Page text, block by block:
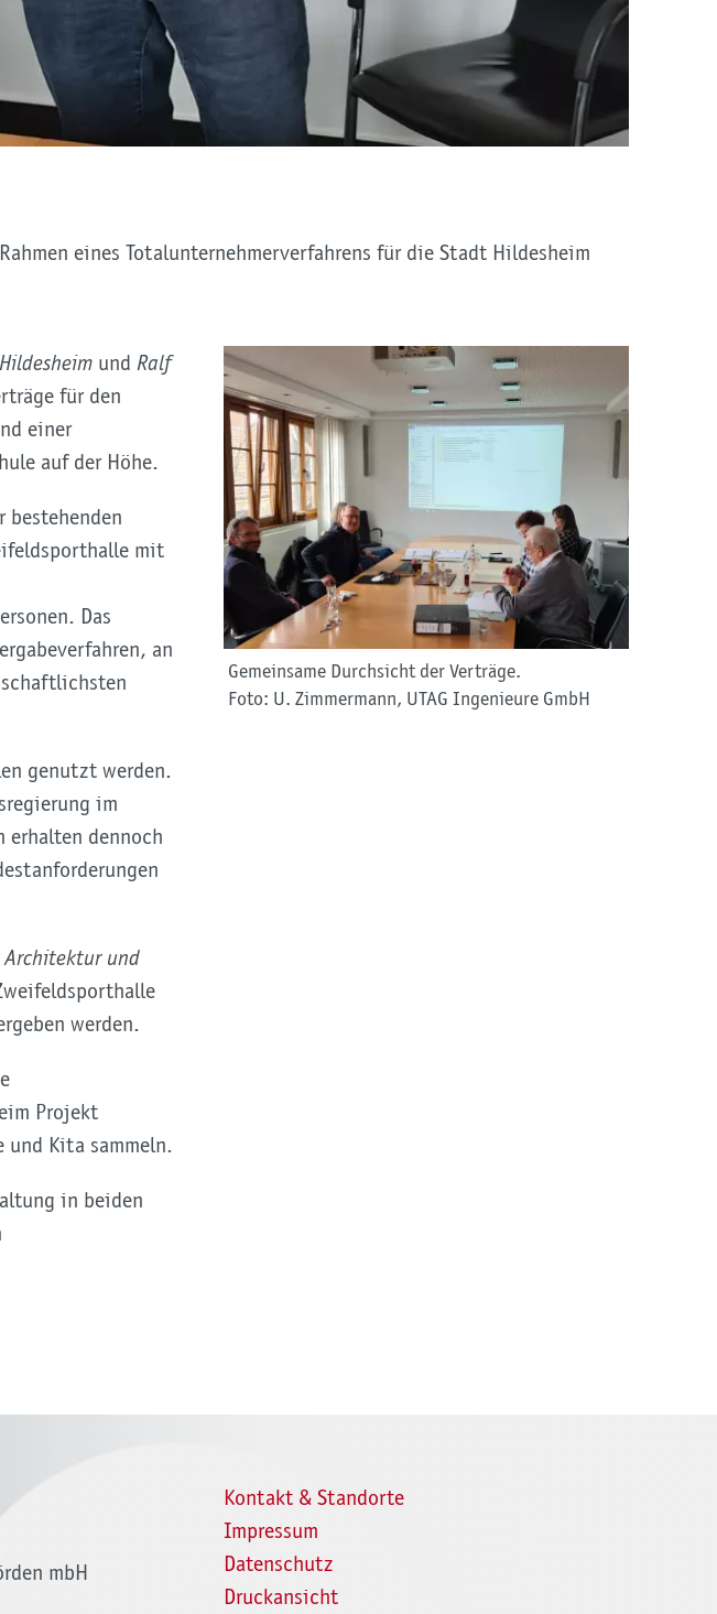
eines Totalunternehmerverfahrens für die Stadt Hildesheim
und Ralf
für den
einer
auf der Höhe.
mit
Das
an
genutzt werden.
im
erhalten dennoch
Architektur und
werden.
Projekt
und Kita sammeln.
in beiden
Gemeinsame Durchsicht der Verträge.
Foto: U. Zimmermann, UTAG Ingenieure GmbH
mbH
Kontakt & Standorte
Impressum
Datenschutz
Druckansicht